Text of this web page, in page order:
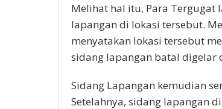
Melihat hal itu, Para Tergugat
lapangan di lokasi tersebut.
menyatakan lokasi tersebut
sidang lapangan batal digelar
Sidang Lapangan kemudian
Setelahnya, sidang lapangan